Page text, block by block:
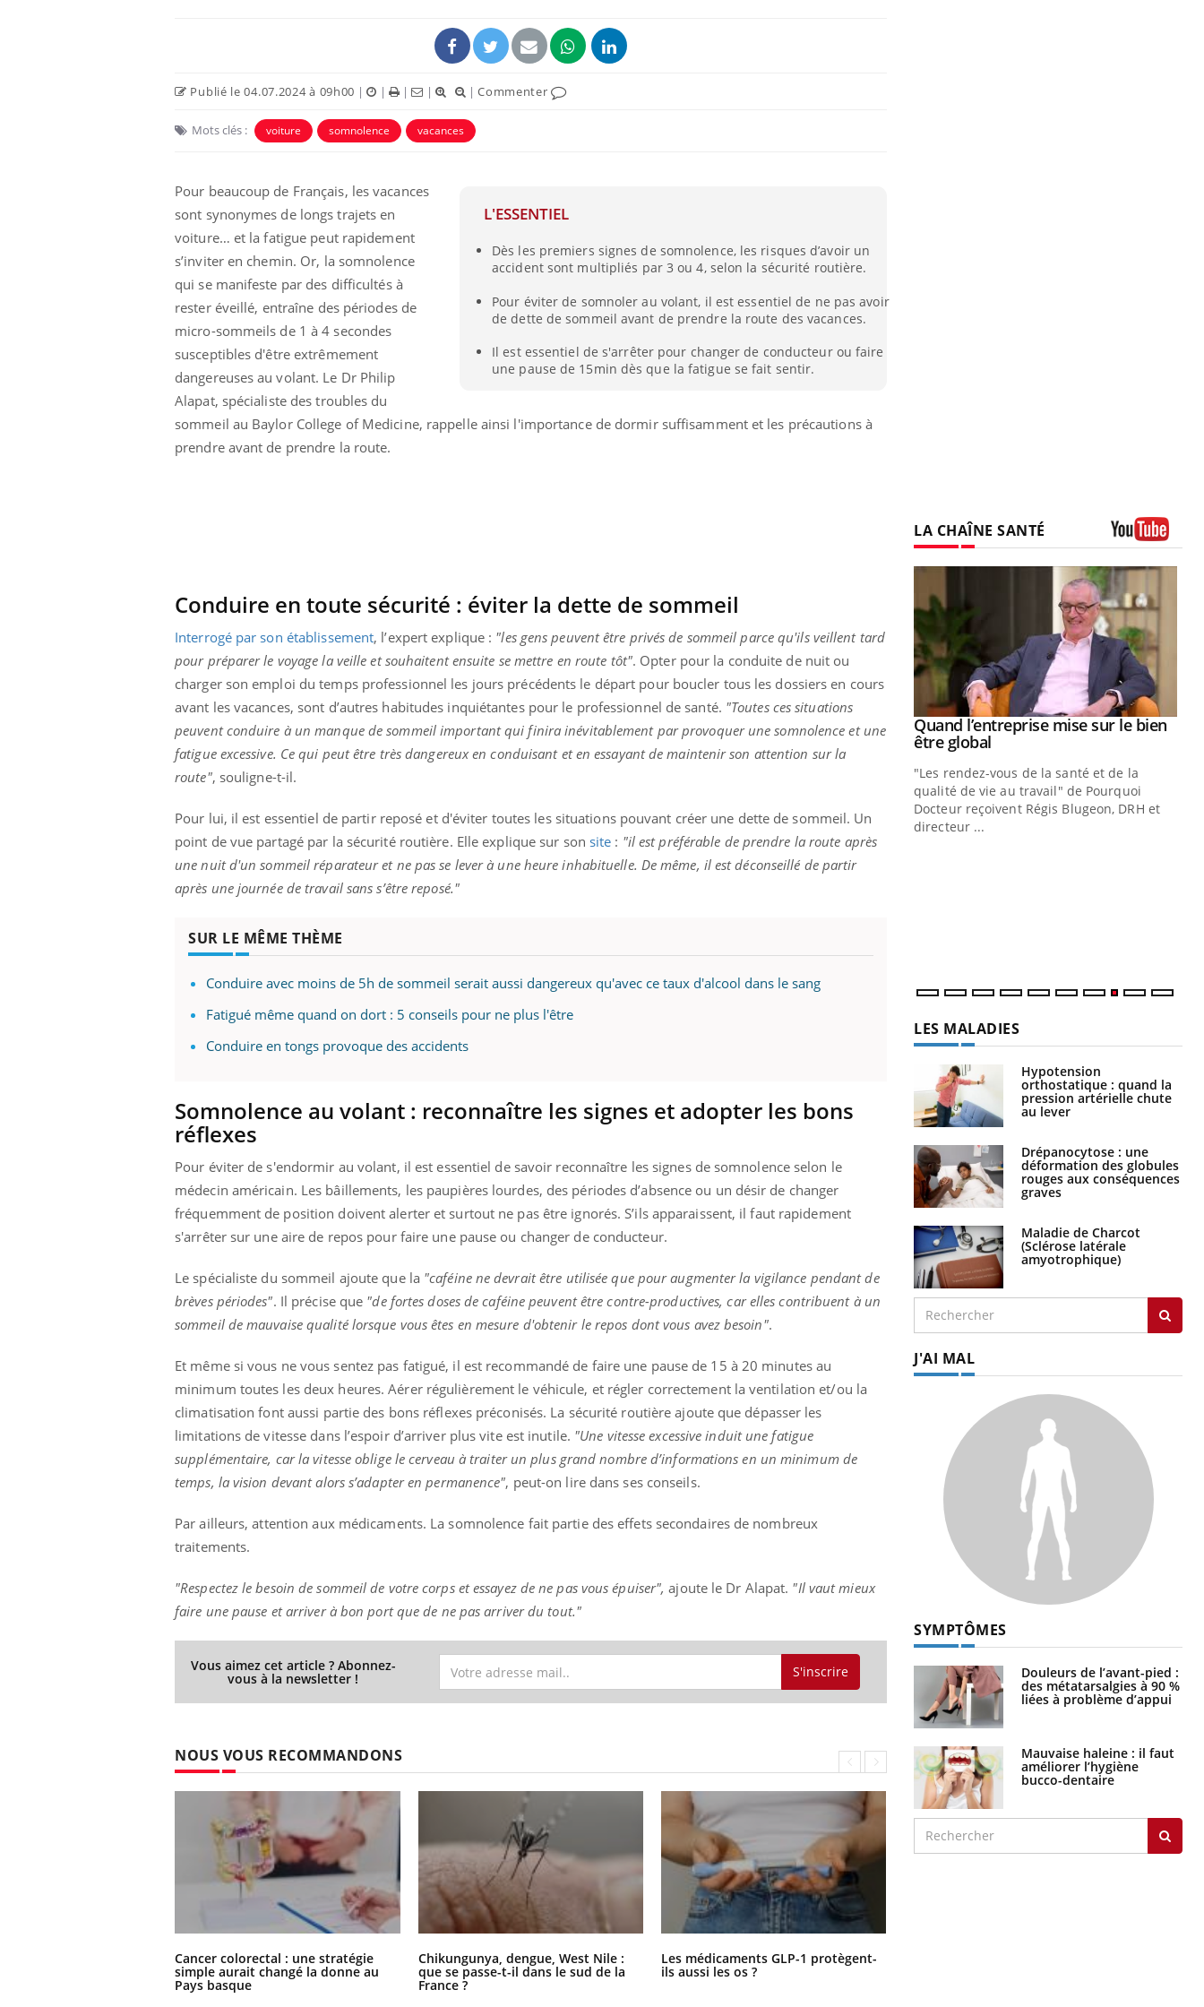
Publié le 04.07.2024 à 09h00 | | | | |Commenter
Mots clés : voiture somnolence vacances
L'ESSENTIEL
Dès les premiers signes de somnolence, les risques d’avoir un
accident sont multipliés par 3 ou 4, selon la sécurité routière.
Pour éviter de somnoler au volant, il est essentiel de ne pas avoir
de dette de sommeil avant de prendre la route des vacances.
Il est essentiel de s'arrêter pour changer de conducteur ou faire
une pause de 15min dès que la fatigue se fait sentir.
Pour beaucoup de Français, les vacances
sont synonymes de longs trajets en
voiture… et la fatigue peut rapidement
s’inviter en chemin. Or, la somnolence
qui se manifeste par des difficultés à
rester éveillé, entraîne des périodes de
micro-sommeils de 1 à 4 secondes
susceptibles d'être extrêmement
dangereuses au volant. Le Dr Philip
Alapat, spécialiste des troubles du
sommeil au Baylor College of Medicine, rappelle ainsi l'importance de dormir suffisamment et les précautions à
prendre avant de prendre la route.
Conduire en toute sécurité : éviter la dette de sommeil
Interrogé par son établissement, l’expert explique : "les gens peuvent être privés de sommeil parce qu'ils veillent tard
pour préparer le voyage la veille et souhaitent ensuite se mettre en route tôt". Opter pour la conduite de nuit ou
charger son emploi du temps professionnel les jours précédents le départ pour boucler tous les dossiers en cours
avant les vacances, sont d’autres habitudes inquiétantes pour le professionnel de santé. "Toutes ces situations
peuvent conduire à un manque de sommeil important qui finira inévitablement par provoquer une somnolence et une
fatigue excessive. Ce qui peut être très dangereux en conduisant et en essayant de maintenir son attention sur la
route", souligne-t-il.
Pour lui, il est essentiel de partir reposé et d'éviter toutes les situations pouvant créer une dette de sommeil. Un
point de vue partagé par la sécurité routière. Elle explique sur son site : "il est préférable de prendre la route après
une nuit d'un sommeil réparateur et ne pas se lever à une heure inhabituelle. De même, il est déconseillé de partir
après une journée de travail sans s’être reposé."
SUR LE MÊME THÈME
Conduire avec moins de 5h de sommeil serait aussi dangereux qu'avec ce taux d'alcool dans le sang
Fatigué même quand on dort : 5 conseils pour ne plus l'être
Conduire en tongs provoque des accidents
Somnolence au volant : reconnaître les signes et adopter les bons
réflexes
Pour éviter de s'endormir au volant, il est essentiel de savoir reconnaître les signes de somnolence selon le
médecin américain. Les bâillements, les paupières lourdes, des périodes d’absence ou un désir de changer
fréquemment de position doivent alerter et surtout ne pas être ignorés. S’ils apparaissent, il faut rapidement
s'arrêter sur une aire de repos pour faire une pause ou changer de conducteur.
Le spécialiste du sommeil ajoute que la "caféine ne devrait être utilisée que pour augmenter la vigilance pendant de
brèves périodes". Il précise que "de fortes doses de caféine peuvent être contre-productives, car elles contribuent à un
sommeil de mauvaise qualité lorsque vous êtes en mesure d'obtenir le repos dont vous avez besoin".
Et même si vous ne vous sentez pas fatigué, il est recommandé de faire une pause de 15 à 20 minutes au
minimum toutes les deux heures. Aérer régulièrement le véhicule, et régler correctement la ventilation et/ou la
climatisation font aussi partie des bons réflexes préconisés. La sécurité routière ajoute que dépasser les
limitations de vitesse dans l’espoir d’arriver plus vite est inutile. "Une vitesse excessive induit une fatigue
supplémentaire, car la vitesse oblige le cerveau à traiter un plus grand nombre d’informations en un minimum de
temps, la vision devant alors s’adapter en permanence", peut-on lire dans ses conseils.
Par ailleurs, attention aux médicaments. La somnolence fait partie des effets secondaires de nombreux
traitements.
"Respectez le besoin de sommeil de votre corps et essayez de ne pas vous épuiser", ajoute le Dr Alapat. "Il vaut mieux
faire une pause et arriver à bon port que de ne pas arriver du tout."
Vous aimez cet article ? Abonnez-
vous à la newsletter ! S'inscrire
NOUS VOUS RECOMMANDONS
Cancer colorectal : une stratégie
simple aurait changé la donne au
Pays basque
Chikungunya, dengue, West Nile :
que se passe-t-il dans le sud de la
France ?
Les médicaments GLP-1 protègent-
ils aussi les os ?
LA CHAÎNE SANTÉ
Diabète & Ramadan 2026Youtube
Le Ramadan approche, et, pour de
nombreuses personnes atteintes de
défis, mais ...
Youtube
Un « jumeau numérique » pour
faciliter l’accès à la médecine
préventiveYoutube
santé : l'utilisation d'un « jumeau
numérique » permet ...
Youtube
COUP DE FOOD sur le diabèteYoutube
Coup de food sur le diabète, c'est votre
épisode, une ...
Youtube
Quand l’entreprise mise sur le bien
être globalYoutube
"Les rendez-vous de la santé et de la
qualité de vie au travail" de Pourquoi
Docteur reçoivent Régis Blugeon, DRH et
directeur ...
LES MALADIES
Hypotension
orthostatique : quand la
pression artérielle chute
au lever
Drépanocytose : une
déformation des globules
rouges aux conséquences
graves
Maladie de Charcot
(Sclérose latérale
amyotrophique)
J'AI MAL
SYMPTÔMES
Douleurs de l’avant-pied :
des métatarsalgies à 90 %
liées à problème d’appui
Mauvaise haleine : il faut
améliorer l’hygiène
bucco-dentaire